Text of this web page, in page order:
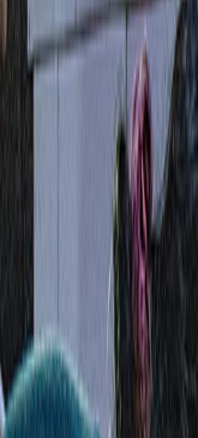
Culturalismo.
Política de Privacidad